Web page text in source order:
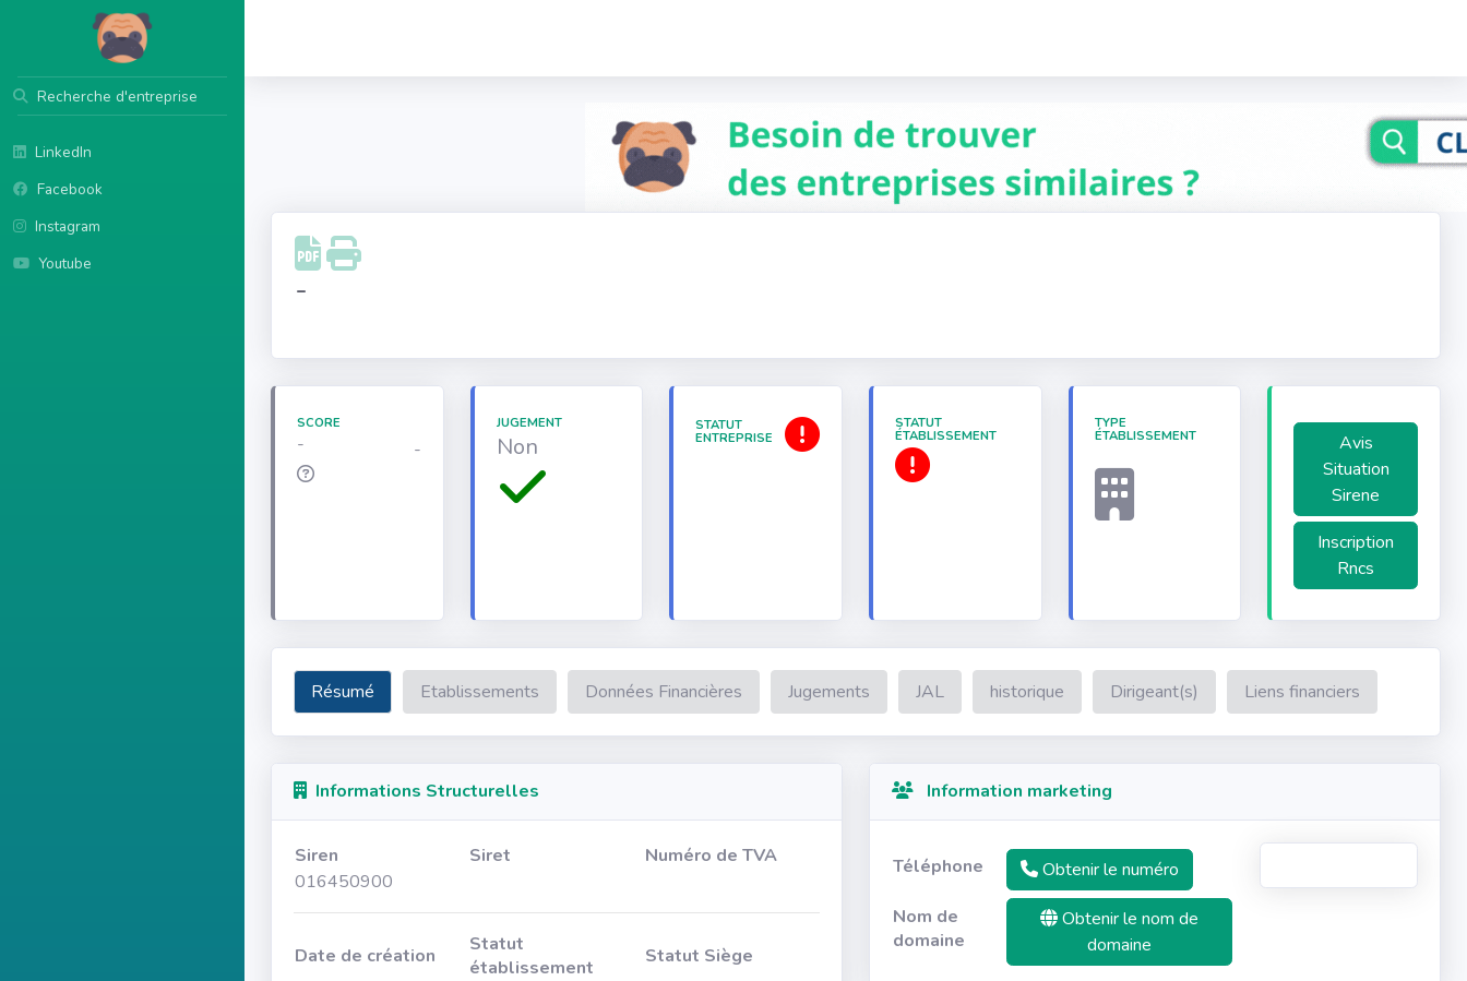
Recherche d'entreprise
LinkedIn
Facebook
Instagram
Youtube
-
SCORE
- -
JUGEMENT
Non
STATUT
ENTREPRISE
STATUT
ÉTABLISSEMENT
TYPE
ÉTABLISSEMENT
Avis
Situation
Sirene
Inscription
Rncs
Résumé Etablissements Données Financières Jugements JAL historique Dirigeant(s) Liens financiers
Informations Structurelles
Siren Siret
Numéro de TVA
016450900
Date de création
Statut
établissement
Statut Siège
Information marketing
Téléphone
Obtenir le numéro
Nom de
domaine
Obtenir le nom de
domaine